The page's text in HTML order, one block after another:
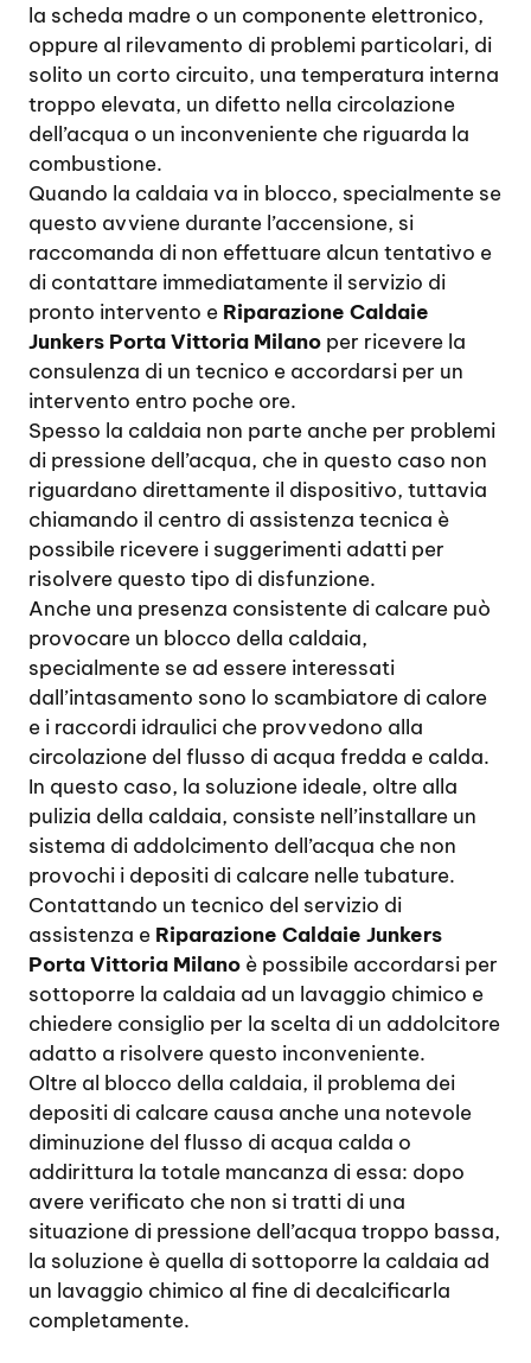
la scheda madre o un componente elettronico,
oppure al rilevamento di problemi particolari, di
solito un corto circuito, una temperatura interna
troppo elevata, un difetto nella circolazione
dell’acqua o un inconveniente che riguarda la
combustione.
Quando la caldaia va in blocco, specialmente se
questo avviene durante l’accensione, si
raccomanda di non effettuare alcun tentativo e
di contattare immediatamente il servizio di
pronto intervento e Riparazione Caldaie
Junkers Porta Vittoria Milano per ricevere la
consulenza di un tecnico e accordarsi per un
intervento entro poche ore.
Spesso la caldaia non parte anche per problemi
di pressione dell’acqua, che in questo caso non
riguardano direttamente il dispositivo, tuttavia
chiamando il centro di assistenza tecnica è
possibile ricevere i suggerimenti adatti per
risolvere questo tipo di disfunzione.
Anche una presenza consistente di calcare può
provocare un blocco della caldaia,
specialmente se ad essere interessati
dall’intasamento sono lo scambiatore di calore
e i raccordi idraulici che provvedono alla
circolazione del flusso di acqua fredda e calda.
In questo caso, la soluzione ideale, oltre alla
pulizia della caldaia, consiste nell’installare un
sistema di addolcimento dell’acqua che non
provochi i depositi di calcare nelle tubature.
Contattando un tecnico del servizio di
assistenza e Riparazione Caldaie Junkers
Porta Vittoria Milano è possibile accordarsi per
sottoporre la caldaia ad un lavaggio chimico e
chiedere consiglio per la scelta di un addolcitore
adatto a risolvere questo inconveniente.
Oltre al blocco della caldaia, il problema dei
depositi di calcare causa anche una notevole
diminuzione del flusso di acqua calda o
addirittura la totale mancanza di essa: dopo
avere verificato che non si tratti di una
situazione di pressione dell’acqua troppo bassa,
la soluzione è quella di sottoporre la caldaia ad
un lavaggio chimico al fine di decalcificarla
completamente.